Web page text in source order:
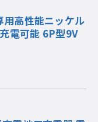
高性能ニッケル
電可能 6P型9V